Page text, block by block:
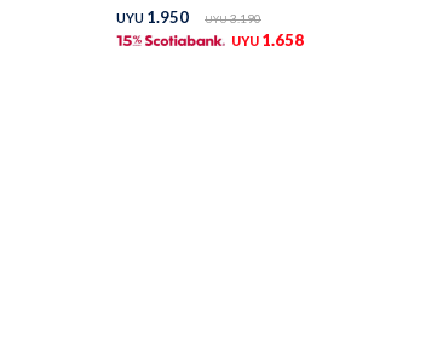
UYU 1.950 UYU 3.190
UYU 1.658